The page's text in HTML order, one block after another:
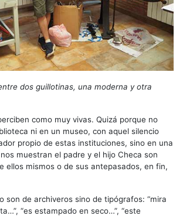
dos guillotinas, una moderna y otra
como muy vivas. Quizá porque no
ni en un museo, con aquel silencio
propio de estas instituciones, sino en una
muestran el padre y el hijo Checa son
ellos mismos o de sus antepasados, en fin,
son de archiveros sino de tipógrafos: “mira
“es estampado en seco…”, “este